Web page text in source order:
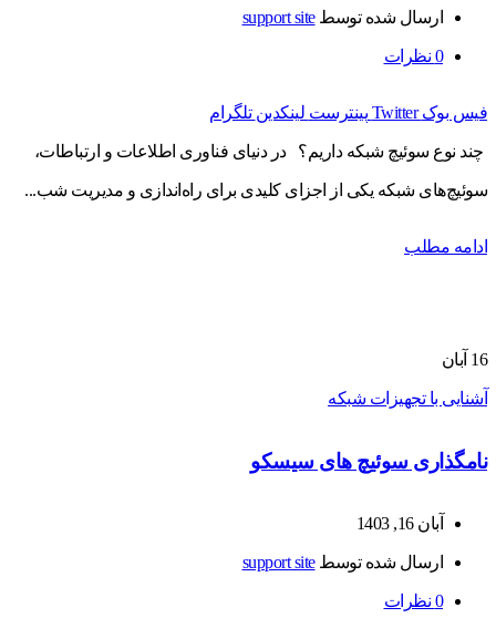
ارسال شده توسطsupport site
0 نظرات
فیس بوک Twitter پینترست لینکدین تلگرام
چند نوع سوئیچ شبکه داریم؟ در دنیای فناوری اطلاعات و ارتباطات،
سوئیچ‌های شبکه یکی از اجزای کلیدی برای راه‌اندازی و مدیریت شب...
ادامه مطلب
16 آبان
آشنایی با تجهیزات شبکه
نامگذاری سوئیچ های سیسکو
آبان 16, 1403
ارسال شده توسطsupport site
0 نظرات